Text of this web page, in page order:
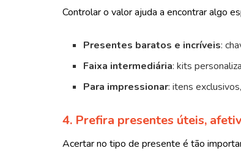
Controlar o valor ajuda a encontrar algo
Presentes baratos e incríveis:
Faixa intermediária: kits
Para impressionar: itens
4. Prefira presentes úteis,
Acertar no tipo de presente é tão